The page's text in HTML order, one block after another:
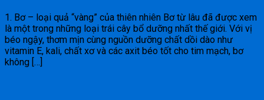
1. Bơ – loại quả “vàng” của thiên nhiên Bơ từ lâu đã được xem
là một trong những loại trái cây bổ dưỡng nhất thế giới. Với vị
béo ngậy, thơm mịn cùng nguồn dưỡng chất dồi dào như
vitamin E, kali, chất xơ và các axit béo tốt cho tim mạch, bơ
không […]